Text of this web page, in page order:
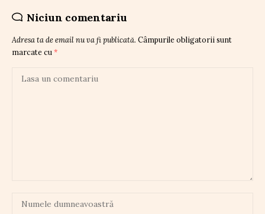
Niciun comentariu
Adresa ta de email nu va fi publicată. Câmpurile obligatorii sunt
marcate cu *